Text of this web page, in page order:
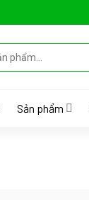
Sản phẩm